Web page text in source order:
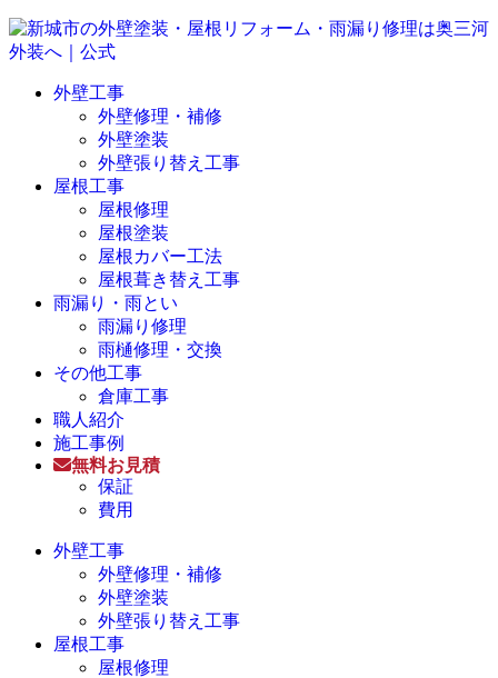
外壁工事
外壁修理・補修
外壁塗装
外壁張り替え工事
屋根工事
屋根修理
屋根塗装
屋根カバー工法
屋根葺き替え工事
雨漏り・雨とい
雨漏り修理
雨樋修理・交換
その他工事
倉庫工事
職人紹介
施工事例
無料お見積
保証
費用
外壁工事
外壁修理・補修
外壁塗装
外壁張り替え工事
屋根工事
屋根修理